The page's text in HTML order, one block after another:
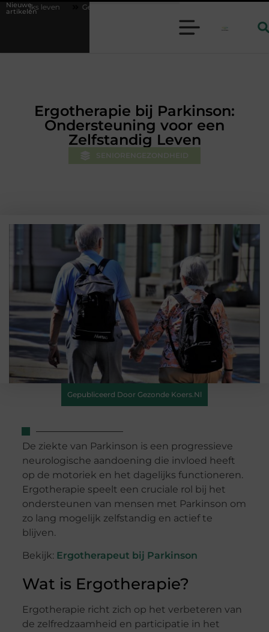
Nieuwe
artikelen
Geurverspreider en lavendelolie: een perfecte combinatie voor een
Ergotherapie bij Parkinson:
Ondersteuning voor een
Zelfstandig Leven
SENIORENGEZONDHEID
Gepubliceerd Door Gezonde Koers.nl
De ziekte van Parkinson is een progressieve
neurologische aandoening die invloed heeft
op de motoriek en het dagelijks functioneren.
Ergotherapie speelt een cruciale rol bij het
ondersteunen van mensen met Parkinson om
zo lang mogelijk zelfstandig en actief te
blijven.
Bekijk: Ergotherapeut bij Parkinson
Wat is Ergotherapie?
Ergotherapie richt zich op het verbeteren van
de zelfredzaamheid en participatie in het